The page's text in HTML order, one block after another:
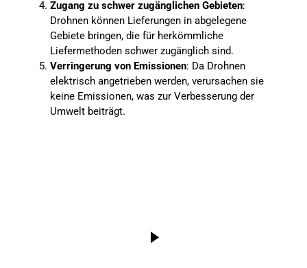
Zugang zu schwer zugänglichen Gebieten:
Drohnen können Lieferungen in abgelegene
Gebiete bringen, die für herkömmliche
Liefermethoden schwer zugänglich sind.
Verringerung von Emissionen: Da Drohnen
elektrisch angetrieben werden, verursachen sie
keine Emissionen, was zur Verbesserung der
Umwelt beiträgt.